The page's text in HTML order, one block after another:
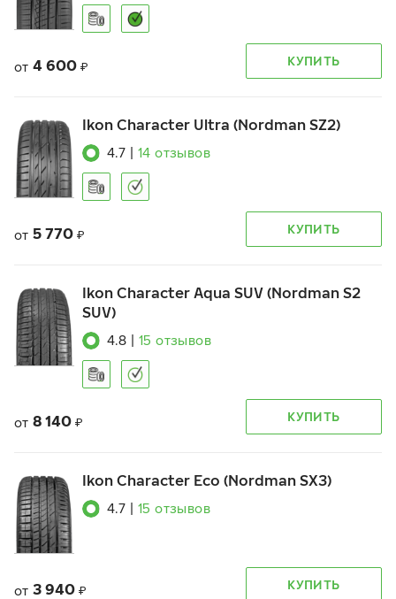
от 4 600 ₽ КУПИТЬ
Ikon Character Ultra (Nordman SZ2)
4.7 14 отзывов
от 5 770 ₽ КУПИТЬ
Ikon Character Aqua SUV (Nordman S2
SUV)
4.8 15 отзывов
от 8 140 ₽ КУПИТЬ
Ikon Character Eco (Nordman SX3)
4.7 15 отзывов
от 3 940 ₽ КУПИТЬ